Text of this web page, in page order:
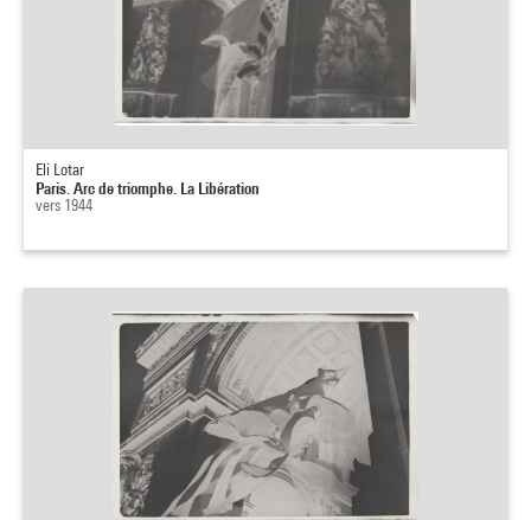
Eli Lotar
Paris. Arc de triomphe. La Libération
vers 1944